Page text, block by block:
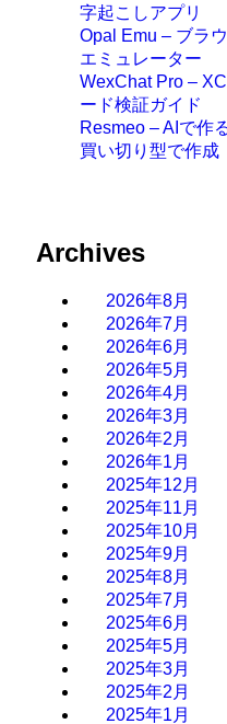
字起こしアプリ
Opal Emu – ブラ
エミュレーター
WexChat Pro –
ード検証ガイド
Resmeo – AIで作
買い切り型で作成
Archives
2026年8月
2026年7月
2026年6月
2026年5月
2026年4月
2026年3月
2026年2月
2026年1月
2025年12月
2025年11月
2025年10月
2025年9月
2025年8月
2025年7月
2025年6月
2025年5月
2025年3月
2025年2月
2025年1月